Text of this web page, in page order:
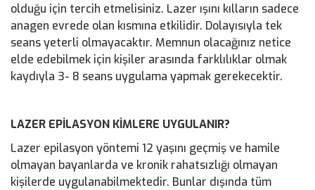
olduğu için tercih etmelisiniz. Lazer ışını kılların sadece
anagen evrede olan kısmına etkilidir. Dolayısıyla tek
seans yeterli olmayacaktır. Memnun olacağınız netice
elde edebilmek için kişiler arasında farklılıklar olmak
kaydıyla 3- 8 seans uygulama yapmak gerekecektir.
LAZER EPİLASYON KİMLERE UYGULANIR?
Lazer epilasyon yöntemi 12 yaşını geçmiş ve hamile
olmayan bayanlarda ve kronik rahatsızlığı olmayan
kişilerde uygulanabilmektedir. Bunlar dışında tüm